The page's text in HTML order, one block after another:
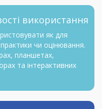
використання
як для
чи оцінювання.
планшетах,
та інтерактивних